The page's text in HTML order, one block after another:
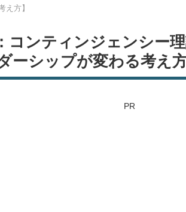
え方】
コンティンジェンシー
ーシップが変わる考え方
PR